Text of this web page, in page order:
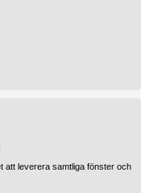
att leverera samtliga fönster och